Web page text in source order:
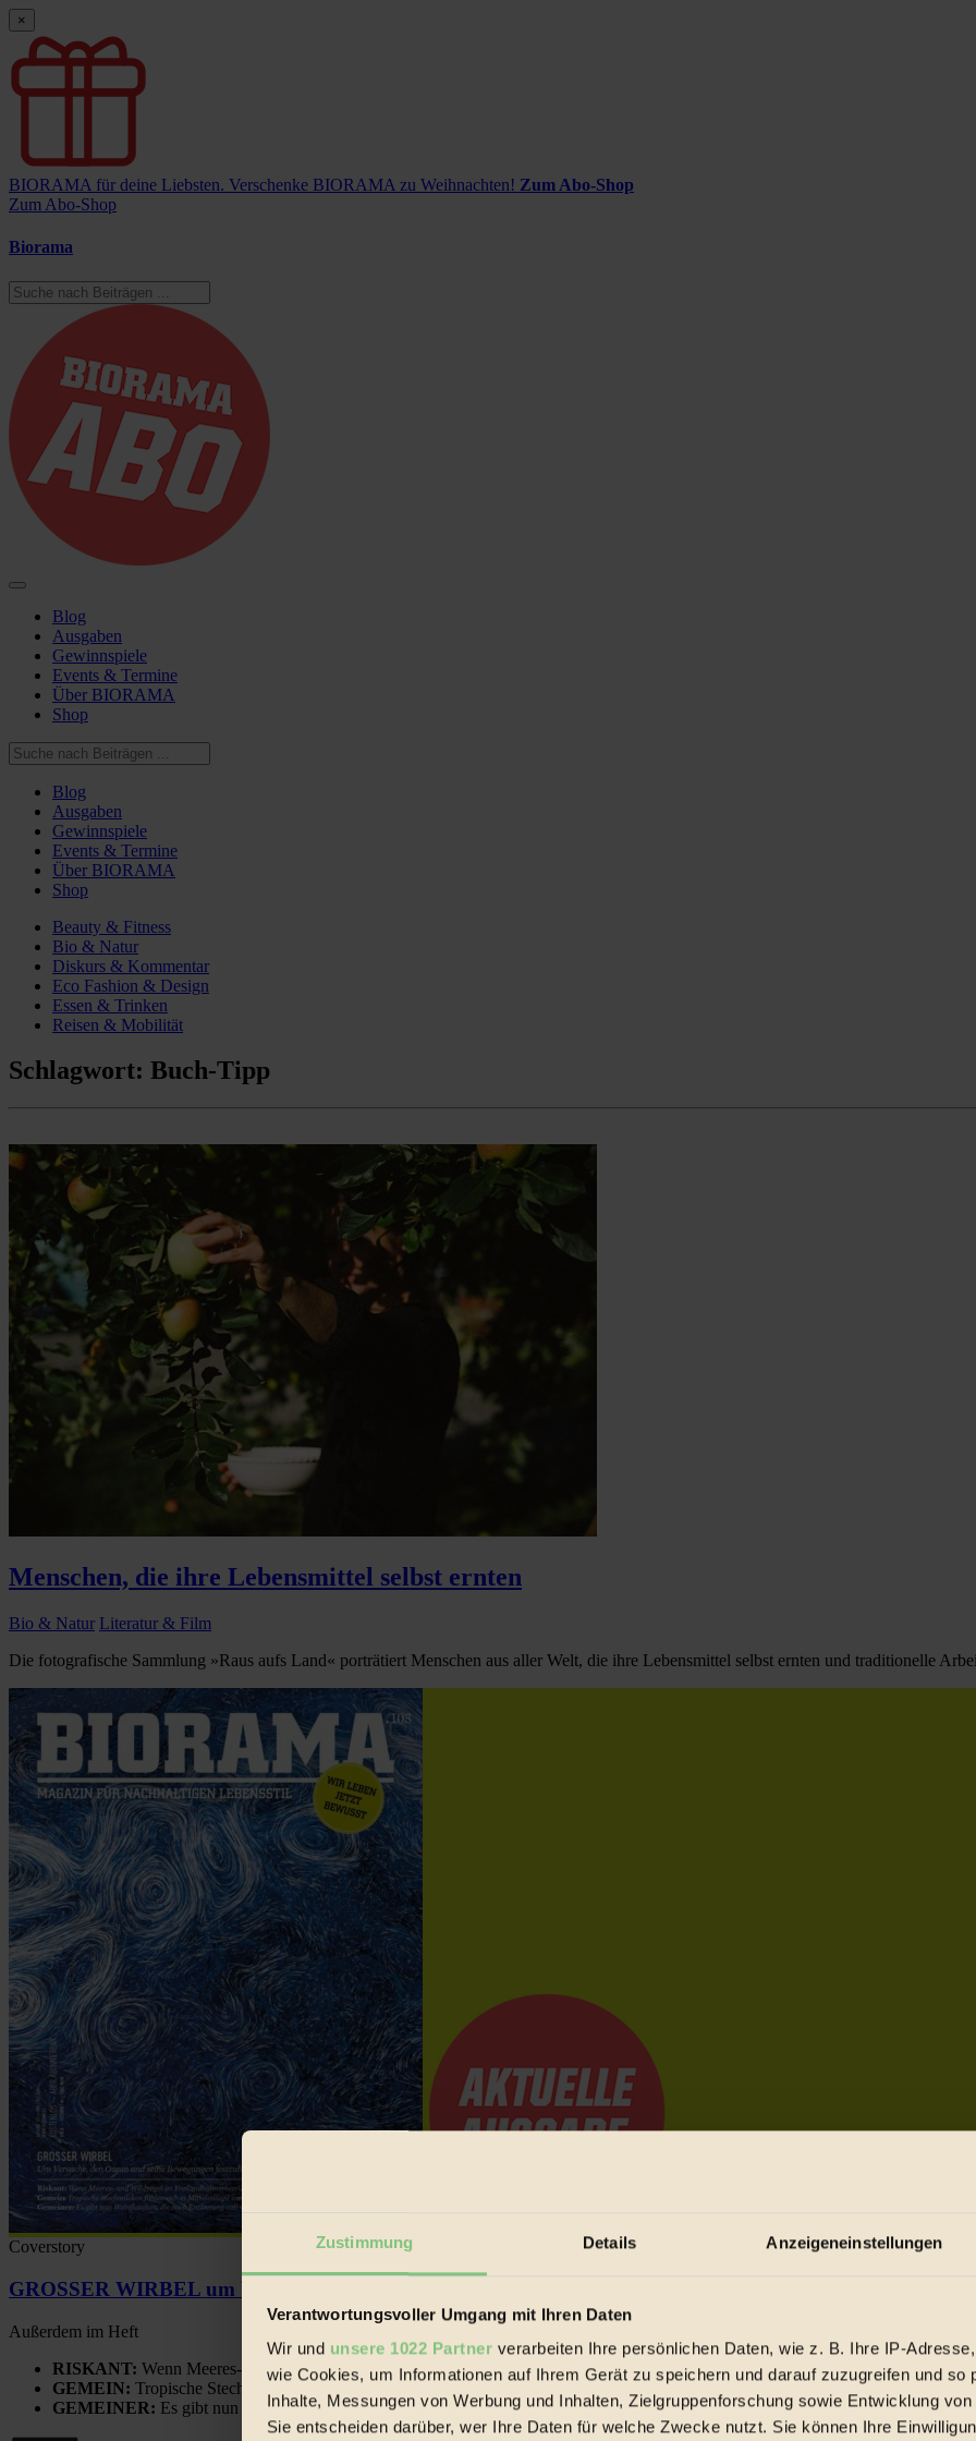
Zustimmung Details Anzeigeneinstellungen
Verantwortungsvoller Umgang mit Ihren Daten
Wir und unsere 1022 Partner verarbeiten Ihre persönlichen Daten, wie z. B. Ihre IP-
wie Cookies, um Informationen auf Ihrem Gerät zu speichern und darauf zuzugreifen und so
Inhalte, Messungen von Werbung und Inhalten, Zielgruppenforschung sowie Entwicklung
Sie entscheiden darüber, wer Ihre Daten für welche Zwecke nutzt. Sie können Ihre
×
BIORAMA für deine Liebsten. Verschenke BIORAMA zu Weihnachten! Zum Abo-Shop
Zum Abo-Shop
Biorama
Blog
Ausgaben
Gewinnspiele
Events & Termine
Über BIORAMA
Shop
Blog
Ausgaben
Gewinnspiele
Events & Termine
Über BIORAMA
Shop
Beauty & Fitness
Bio & Natur
Diskurs & Kommentar
Eco Fashion & Design
Essen & Trinken
Reisen & Mobilität
Schlagwort: Buch-Tipp
Menschen, die ihre Lebensmittel selbst ernten
Bio & Natur Literatur & Film
Die fotografische Sammlung »Raus aufs Land« porträtiert Menschen aus aller Welt, die ihre Lebensmittel selbst ernten und traditionelle
Coverstory
GROSSER WIRBEL um Versuche, den Ozean und seine Bewegungen festzuhalten.
Außerdem im Heft
RISKANT: Wenn Meeres- und Wildvögel im Freilandhühnerbetrieb vorbeischauen.
GEMEIN: Tropische Stechmücken fühlen sich in Mitteleuropa inziwschen oft zu Hause.
GEMEINER: Es gibt nun Weinflaschen, die nach Entleerung voll wieder zu dir zurückkommen.